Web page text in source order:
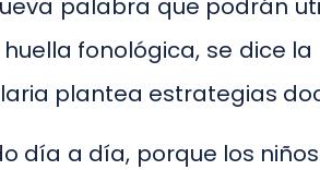
palabra que podrán
fonológica, se dice
plantea estrategias
día a día, porque los